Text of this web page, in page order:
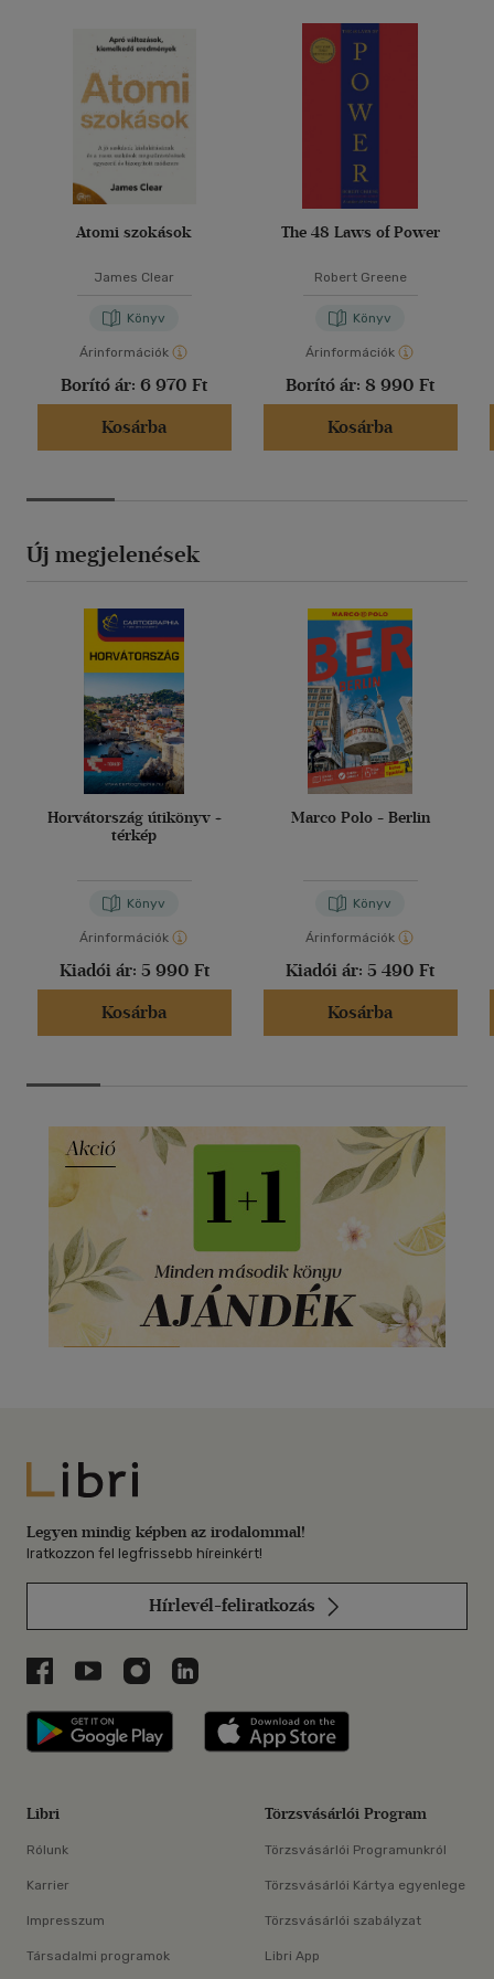
Atomi szokások
James Clear
Könyv
Árinformációk
Borító ár: 6 970 Ft
Kosárba
The 48 Laws of Power
Robert Greene
Könyv
Árinformációk
Borító ár: 8 990 Ft
Kosárba
Új megjelenések
Horvátország útikönyv +
térkép
Könyv
Árinformációk
Kiadói ár: 5 990 Ft
Kosárba
Marco Polo - Berlin
Könyv
Árinformációk
Kiadói ár: 5 490 Ft
Kosárba
Libri
Legyen mindig képben az irodalommal!
Iratkozzon fel legfrissebb híreinkért!
Hírlevél-feliratkozás
Libri a Facebookon
Libri a Youtube-on
Libri az Instagramon
Libri a LinkedInen
Libri applikáció Szerezd meg: Google
Libri
Rólunk
Karrier
Impresszum
Társadalmi programok
Törzsvásárlói Program
Törzsvásárlói Programunkról
Törzsvásárlói Kártya egyenlege
Törzsvásárlói szabályzat
Libri App